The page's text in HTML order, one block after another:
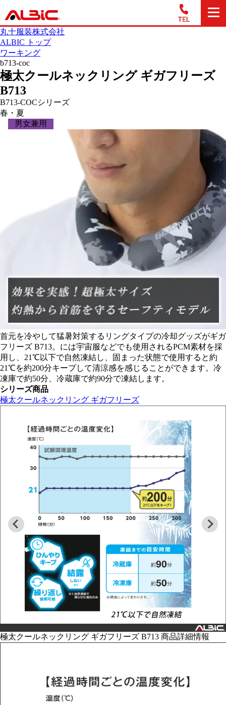
丸十服装株式会社
ALBIC トップ
ワーキング
b713-coc
極太クールネックリング ギガフリーズ
B713
B713-COCシリーズ
春・夏
男女兼用
首元を冷やして猛暑対策するリングタイプの冷却グッズがギガ
フリーズ B713。には宇宙服などでも使用されるPCM素材を採
用し、 21℃以下で自然凍結し、固まった状態で使用すると約
21℃を約200分キープして清涼感を感じることができます。冷
凍庫で約50分、冷蔵庫で約90分で凍結します。
シリーズ商品
極太クールネックリング ギガフリーズ
極太クールネックリング ギガフリーズ B713 商品詳細情報